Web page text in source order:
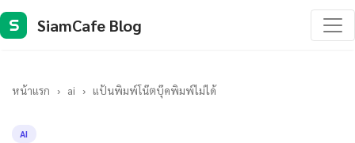
S SiamCafe Blog
หน้าแรก › ai › แป้นพิมพ์โน๊ตบุ๊คพิมพ์ไม่ได้
AI